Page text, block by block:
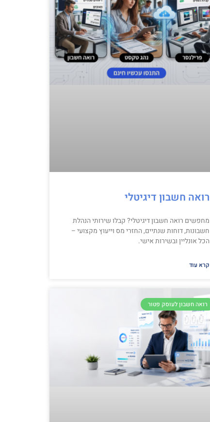
רואה חשבון דיגיטלי
מחפשים רואה חשבון דיגיטלי? קבלו שירותי הנהלת
חשבונות, דוחות שנתיים, החזרי מס וייעוץ מקצועי –
הכל אונליין ובשירות אישי.
קרא עוד
רואה חשבון לעוסק פטור